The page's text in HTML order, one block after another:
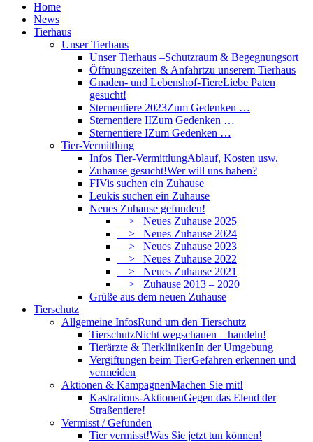
Home
News
Tierhaus
Unser Tierhaus
Unser Tierhaus –Schutzraum & Begegnungsort
Öffnungszeiten & Anfahrtzu unserem Tierhaus
Gnaden- und Lebenshof-TiereLiebe Paten
gesucht!
Sternentiere 2023Zum Gedenken …
Sternentiere IIZum Gedenken …
Sternentiere IZum Gedenken …
Tier-Vermittlung
Infos Tier-VermittlungAblauf, Kosten usw.
Zuhause gesucht!Wer will uns haben?
FIVis suchen ein Zuhause
Leukis suchen ein Zuhause
Neues Zuhause gefunden!
> Neues Zuhause 2025
> Neues Zuhause 2024
> Neues Zuhause 2023
> Neues Zuhause 2022
> Neues Zuhause 2021
> Zuhause 2013 – 2020
Grüße aus dem neuen Zuhause
Tierschutz
Allgemeine InfosRund um den Tierschutz
TierschutzNicht wegschauen – handeln!
Tierärzte & TierklinikenIn der Umgebung
Vergiftungen beim TierGefahren erkennen und
vermeiden
Aktionen & KampagnenMachen Sie mit!
Kastrations-AktionenGegen das Elend der
Straßentiere!
Vermisst / Gefunden
Tier vermisst!Was Sie jetzt tun können!